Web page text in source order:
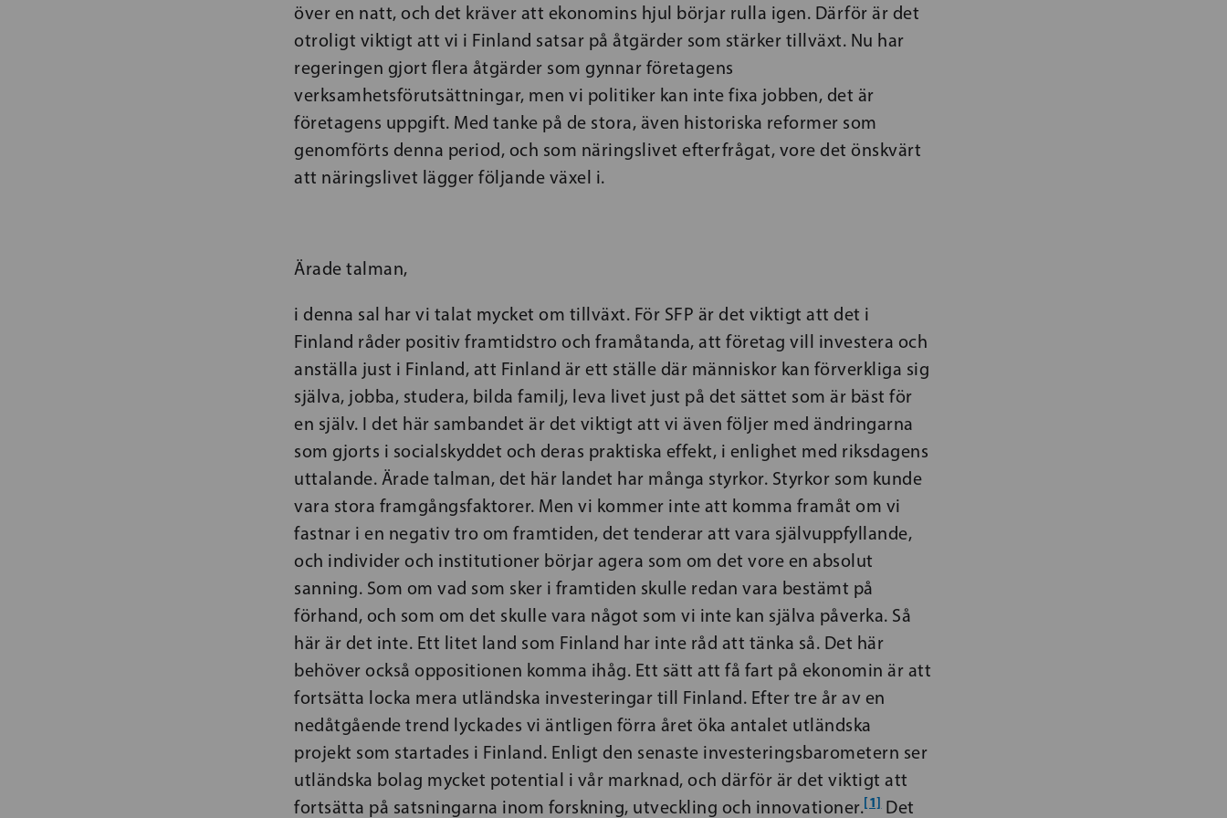
över en natt, och det kräver att ekonomins hjul börjar rulla igen. Därför är det
otroligt viktigt att vi i Finland satsar på åtgärder som stärker tillväxt. Nu har
regeringen gjort flera åtgärder som gynnar företagens
verksamhetsförutsättningar, men vi politiker kan inte fixa jobben, det är
företagens uppgift. Med tanke på de stora, även historiska reformer som
genomförts denna period, och som näringslivet efterfrågat, vore det önskvärt
att näringslivet lägger följande växel i.
Ärade talman,
i denna sal har vi talat mycket om tillväxt. För SFP är det viktigt att det i
Finland råder positiv framtidstro och framåtanda, att företag vill investera och
anställa just i Finland, att Finland är ett ställe där människor kan förverkliga sig
själva, jobba, studera, bilda familj, leva livet just på det sättet som är bäst för
en själv. I det här sambandet är det viktigt att vi även följer med ändringarna
som gjorts i socialskyddet och deras praktiska effekt, i enlighet med riksdagens
uttalande. Ärade talman, det här landet har många styrkor. Styrkor som kunde
vara stora framgångsfaktorer. Men vi kommer inte att komma framåt om vi
fastnar i en negativ tro om framtiden, det tenderar att vara självuppfyllande,
och individer och institutioner börjar agera som om det vore en absolut
sanning. Som om vad som sker i framtiden skulle redan vara bestämt på
förhand, och som om det skulle vara något som vi inte kan själva påverka. Så
här är det inte. Ett litet land som Finland har inte råd att tänka så. Det här
behöver också oppositionen komma ihåg. Ett sätt att få fart på ekonomin är att
fortsätta locka mera utländska investeringar till Finland. Efter tre år av en
nedåtgående trend lyckades vi äntligen förra året öka antalet utländska
projekt som startades i Finland. Enligt den senaste investeringsbarometern ser
utländska bolag mycket potential i vår marknad, och därför är det viktigt att
fortsätta på satsningarna inom forskning, utveckling och innovationer.[1]Det